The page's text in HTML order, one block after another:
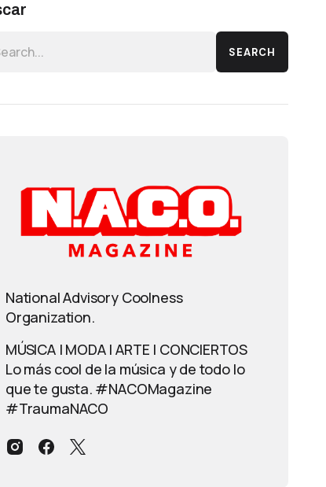
SEARCH
National Advisory Coolness
Organization.
MÚSICA | MODA | ARTE | CONCIERTOS
Lo más cool de la música y de todo lo
que te gusta. #NACOMagazine
#TraumaNACO